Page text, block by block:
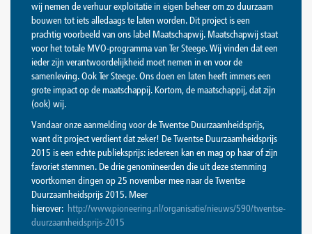
wij nemen de verhuur exploitatie in eigen beheer om zo duurzaam
bouwen tot iets alledaags te laten worden. Dit project is een
prachtig voorbeeld van ons label Maatschapwij. Maatschapwij staat
voor het totale MVO-programma van Ter Steege. Wij vinden dat een
ieder zijn verantwoordelijkheid moet nemen in en voor de
samenleving. Ook Ter Steege. Ons doen en laten heeft immers een
grote impact op de maatschappij. Kortom, de maatschappij, dat zijn
(ook) wij.
Vandaar onze aanmelding voor de Twentse Duurzaamheidsprijs,
want dit project verdient dat zeker! De Twentse Duurzaamheidsprijs
2015 is een echte publieksprijs: iedereen kan en mag op haar of zijn
favoriet stemmen. De drie genomineerden die uit deze stemming
voortkomen dingen op 25 november mee naar de Twentse
Duurzaamheidsprijs 2015. Meer
hierover: http://www.pioneering.nl/organisatie/nieuws/590/twentse-
duurzaamheidsprijs-2015